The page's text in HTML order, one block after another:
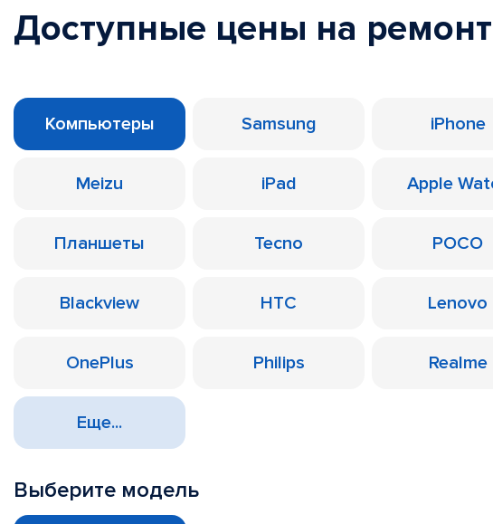
Доступные цены на ремонт
Компьютеры Samsung iPhone
Meizu iPad Apple
Планшеты Tecno POCO
Blackview HTC Lenovo
OnePlus Philips Realme
Еще...
Выберите модель